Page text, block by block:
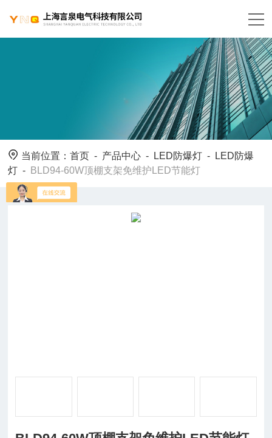
当前位置：首页 - 产品中心 - LED防爆灯 -
LED防爆
灯 - BLD94-60W顶棚支架免维护LED节能灯